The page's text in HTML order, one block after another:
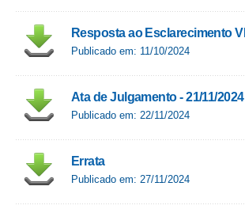
Resposta ao Esclarecimento VII
Publicado em: 11/10/2024
Ata de Julgamento - 21/11/2024
Publicado em: 22/11/2024
Errata
Publicado em: 27/11/2024